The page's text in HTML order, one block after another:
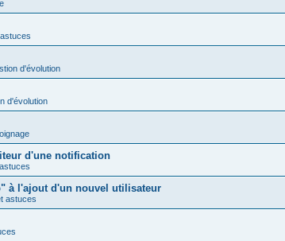
d'évolution
d'évolution
d'une notification
à l'ajout d'un nouvel utilisateur
astuces